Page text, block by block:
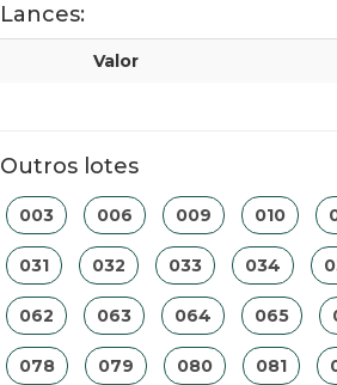
Lances:
Valor
Outros lotes
003 006 009 010
031 032 033 034
062 063 064 065
078 079 080 081